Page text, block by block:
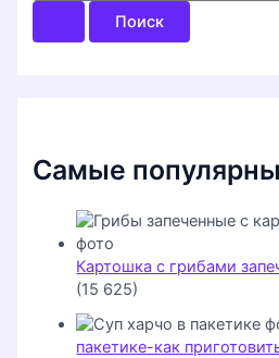
и
Самые
Картошка с грибами
(15 625)
пакетике-как